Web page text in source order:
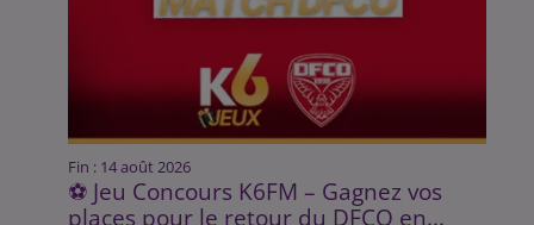
Fin : 14 août 2026
⚽ Jeu Concours K6FM – Gagnez vos
places pour le retour du DFCO en...